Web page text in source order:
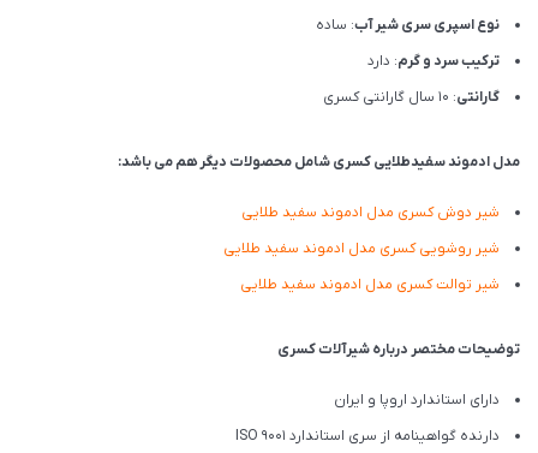
نوع اسپری سری شیر آب: ساده
ترکیب سرد و گرم: دارد
گارانتی: 10 سال گارانتی کسری
مدل ادموند سفیدطلایی کسری شامل محصولات دیگر هم می باشد:
شیر دوش کسری مدل ادموند سفید طلایی
شیر روشویی کسری مدل ادموند سفید طلایی
شیر توالت کسری مدل ادموند سفید طلایی
توضیحات مختصر درباره شیرآلات کسری
دارای استاندارد اروپا و ایران
دارنده گواهینامه از سری استاندارد ISO 9001